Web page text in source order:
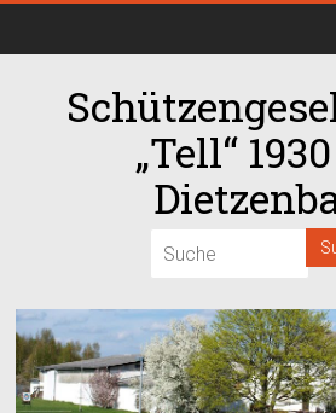
„Tell“
02:00